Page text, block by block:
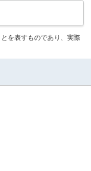
を表すものであり、実際